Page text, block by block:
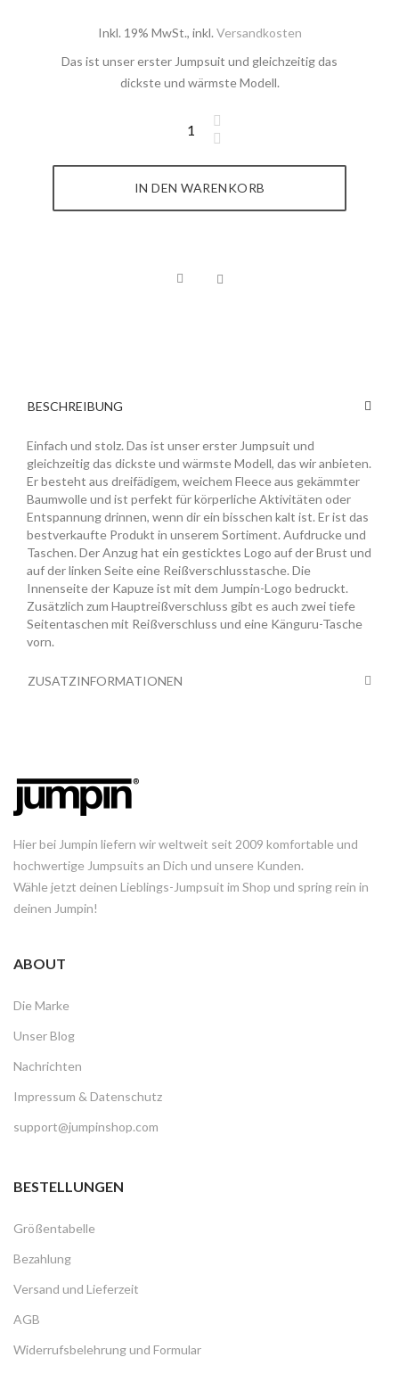
Inkl. 19% MwSt., inkl. Versandkosten
Das ist unser erster Jumpsuit und gleichzeitig das
dickste und wärmste Modell.
IN DEN WARENKORB
BESCHREIBUNG
Einfach und stolz. Das ist unser erster Jumpsuit und
gleichzeitig das dickste und wärmste Modell, das wir anbieten.
Er besteht aus dreifädigem, weichem Fleece aus gekämmter
Baumwolle und ist perfekt für körperliche Aktivitäten oder
Entspannung drinnen, wenn dir ein bisschen kalt ist. Er ist das
bestverkaufte Produkt in unserem Sortiment. Aufdrucke und
Taschen. Der Anzug hat ein gesticktes Logo auf der Brust und
auf der linken Seite eine Reißverschlusstasche. Die
Innenseite der Kapuze ist mit dem Jumpin-Logo bedruckt.
Zusätzlich zum Hauptreißverschluss gibt es auch zwei tiefe
Seitentaschen mit Reißverschluss und eine Känguru-Tasche
vorn.
ZUSATZINFORMATIONEN
Hier bei Jumpin liefern wir weltweit seit 2009 komfortable und
hochwertige Jumpsuits an Dich und unsere Kunden.
Wähle jetzt deinen Lieblings-Jumpsuit im Shop und spring rein in
deinen Jumpin!
ABOUT
Die Marke
Unser Blog
Nachrichten
Impressum & Datenschutz
support@jumpinshop.com
BESTELLUNGEN
Größentabelle
Bezahlung
Versand und Lieferzeit
AGB
Widerrufsbelehrung und Formular